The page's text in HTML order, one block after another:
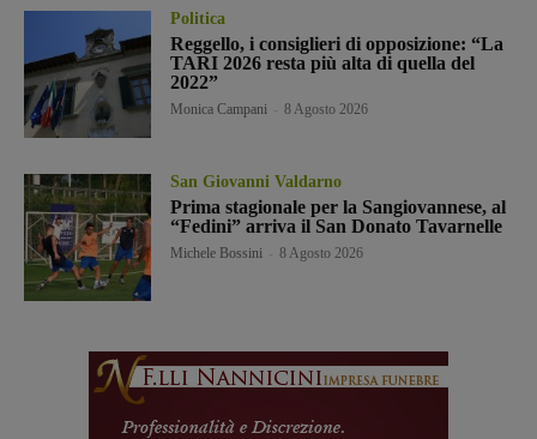
Politica
Reggello, i consiglieri di opposizione: “La
TARI 2026 resta più alta di quella del
2022”
Monica Campani 8 Agosto 2026
San Giovanni Valdarno
Prima stagionale per la Sangiovannese, al
“Fedini” arriva il San Donato Tavarnelle
Michele Bossini 8 Agosto 2026